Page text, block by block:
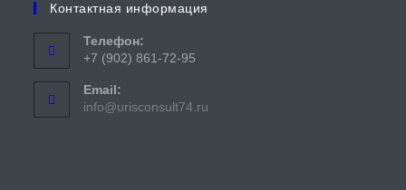
Контактная информация
Телефон:
+7 (902) 861-72-95
Email:
info@urisconsult74.ru